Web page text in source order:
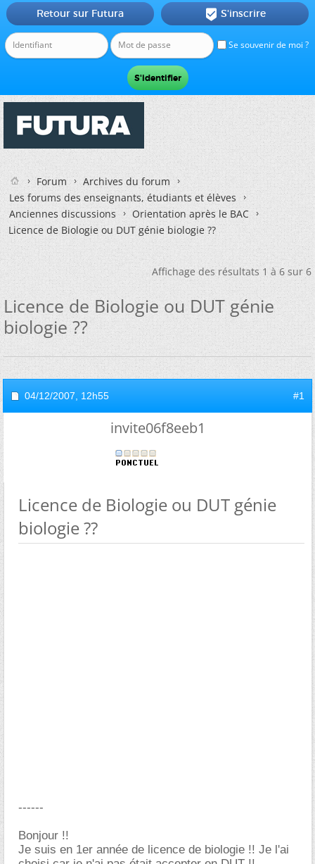
Se souvenir de moi ?
Retour sur Futura  S'inscrire
Forum
Archives du forum
Les forums des enseignants, étudiants et élèves
Anciennes discussions
Orientation après le BAC
Licence de Biologie ou DUT génie biologie ??
Affichage des résultats 1 à 6 sur 6
Licence de Biologie ou DUT génie
biologie ??
04/12/2007, 12h55 #1
invite06f8eeb1
Licence de Biologie ou DUT génie
biologie ??
------
Bonjour !!
Je suis en 1er année de licence de biologie !! Je l'ai